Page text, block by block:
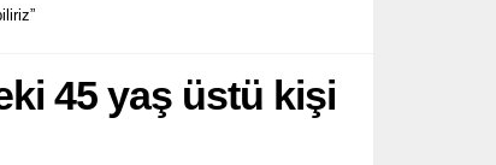
45 yaş üstü kişi